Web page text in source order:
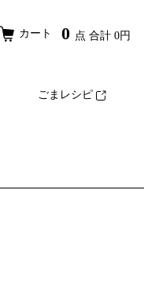
カート 0 点 合計 0円
ごまレシピ